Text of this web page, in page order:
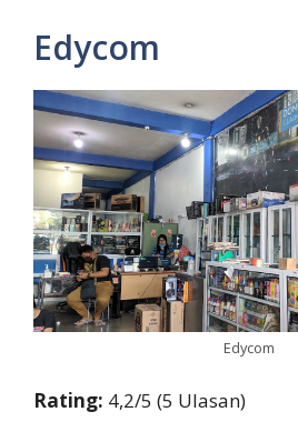
Edycom
Edycom
Rating: 4,2/5 (5 Ulasan)